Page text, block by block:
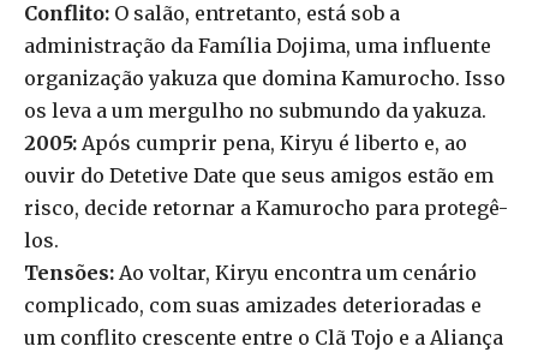
Conflito: O salão, entretanto, está sob a
administração da Família Dojima, uma influente
organização yakuza que domina Kamurocho. Isso
os leva a um mergulho no submundo da yakuza.
2005: Após cumprir pena, Kiryu é liberto e, ao
ouvir do Detetive Date que seus amigos estão em
risco, decide retornar a Kamurocho para protegê-
los.
Tensões: Ao voltar, Kiryu encontra um cenário
complicado, com suas amizades deterioradas e
um conflito crescente entre o Clã Tojo e a Aliança